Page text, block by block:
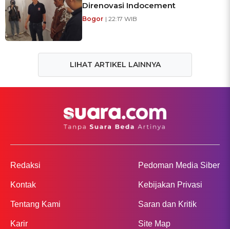
Direnovasi Indocement
Bogor | 22:17 WIB
LIHAT ARTIKEL LAINNYA
Redaksi
Kontak
Tentang Kami
Karir
Pedoman Media Siber
Kebijakan Privasi
Saran dan Kritik
Site Map